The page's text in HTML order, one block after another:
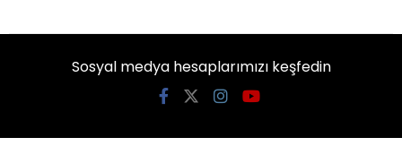
Sosyal medya hesaplarımızı keşfedin